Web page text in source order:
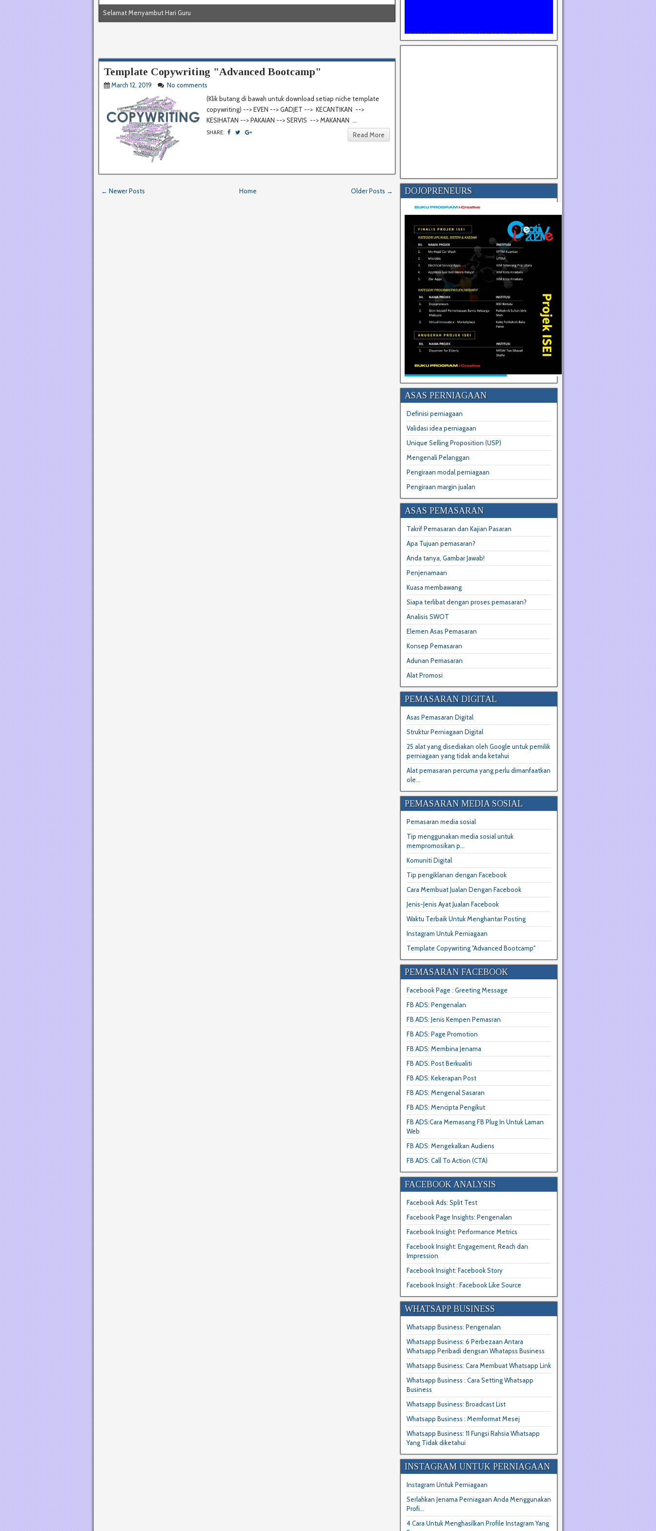
Selamat Menyambut Hari Guru
Template Copywriting "Advanced Bootcamp"
March 12, 2019
No comments
(Klik butang di bawah untuk download setiap niche template
copywriting) --> EVEN --> GADJET --> KECANTIKAN -->
KESIHATAN --> PAKAIAN --> SERVIS --> MAKANAN ...
SHARE: Read More
← Newer Posts Older Posts →
Home DOJOPRENEURS
ASAS PERNIAGAAN
Definisi perniagaan
Validasi idea perniagaan
Unique Selling Proposition (USP)
Mengenali Pelanggan
Pengiraan modal perniagaan
Pengiraan margin jualan
ASAS PEMASARAN
Takrif Pemasaran dan Kajian Pasaran
Apa Tujuan pemasaran?
Anda tanya, Gambar Jawab!
Penjenamaan
Kuasa membawang
Siapa terlibat dengan proses pemasaran?
Analisis SWOT
Elemen Asas Pemasaran
Konsep Pemasaran
Adunan Pemasaran
Alat Promosi
PEMASARAN DIGITAL
Asas Pemasaran Digital
Struktur Perniagaan Digital
25 alat yang disediakan oleh Google untuk pemilik
perniagaan yang tidak anda ketahui
Alat pemasaran percuma yang perlu dimanfaatkan
ole...
PEMASARAN MEDIA SOSIAL
Pemasaran media sosial
Tip menggunakan media sosial untuk
mempromosikan p...
Komuniti Digital
Tip pengiklanan dengan Facebook
Cara Membuat Jualan Dengan Facebook
Jenis-Jenis Ayat Jualan Facebook
Waktu Terbaik Untuk Menghantar Posting
Instagram Untuk Perniagaan
Template Copywriting "Advanced Bootcamp"
PEMASARAN FACEBOOK
Facebook Page : Greeting Message
FB ADS: Pengenalan
FB ADS: Jenis Kempen Pemasran
FB ADS: Page Promotion
FB ADS: Membina Jenama
FB ADS: Post Berkualiti
FB ADS: Kekerapan Post
FB ADS: Mengenal Sasaran
FB ADS: Mencipta Pengikut
FB ADS:Cara Memasang FB Plug In Untuk Laman
Web
FB ADS: Mengekalkan Audiens
FB ADS: Call To Action (CTA)
FACEBOOK ANALYSIS
Facebook Ads: Split Test
Facebook Page Insights: Pengenalan
Facebook Insight: Performance Metrics
Facebook Insight: Engagement, Reach dan
Impression
Facebook Insight: Facebook Story
Facebook Insight : Facebook Like Source
WHATSAPP BUSINESS
Whatsapp Business: Pengenalan
Whatsapp Business: 6 Perbezaan Antara
Whatsapp Peribadi dengsan Whatapss Business
Whatsapp Business: Cara Membuat Whatsapp Link
Whatsapp Business : Cara Setting Whatsapp
Business
Whatsapp Business: Broadcast List
Whatsapp Business : Memformat Mesej
Whatsapp Business: 11 Fungsi Rahsia Whatsapp
Yang Tidak diketahui
INSTAGRAM UNTUK PERNIAGAAN
Instagram Untuk Perniagaan
Serlahkan Jenama Perniagaan Anda Menggunakan
Profi...
4 Cara Untuk Menghasilkan Profile Instagram Yang